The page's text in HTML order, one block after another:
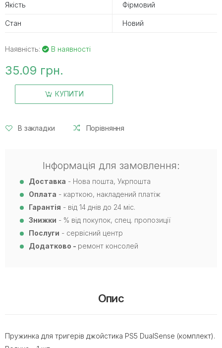
Якість Фірмовий
Стан Новий
Наявність: В наявності
35.09 грн.
КУПИТИ
В закладки Порівняння
Інформація для замовлення:
Доставка - Нова пошта, Укрпошта
Оплата - карткою, накладений платіж
Гарантія - від 14 днів до 24 міс.
Знижки - % від покупок, спец. пропозиції
Послуги - сервісний центр
Додатково - ремонт консолей
Опис
Пружинка для тригерів джойстика PS5 DualSense (комплект).